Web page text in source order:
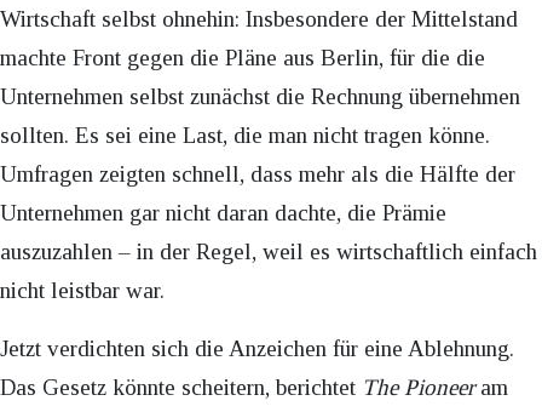
Wirtschaft selbst ohnehin: Insbesondere der Mittelstand
machte Front gegen die Pläne aus Berlin, für die die
Unternehmen selbst zunächst die Rechnung übernehmen
sollten. Es sei eine Last, die man nicht tragen könne.
Umfragen zeigten schnell, dass mehr als die Hälfte der
Unternehmen gar nicht daran dachte, die Prämie
auszuzahlen – in der Regel, weil es wirtschaftlich einfach
nicht leistbar war.
Jetzt verdichten sich die Anzeichen für eine Ablehnung.
Das Gesetz könnte scheitern, berichtet The Pioneeram